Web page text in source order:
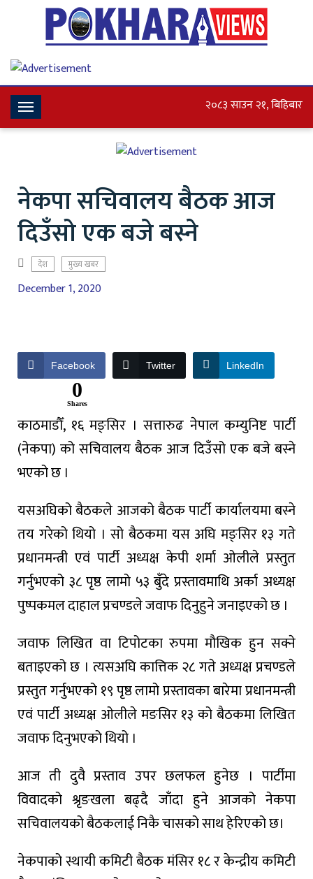
Toggle
Navigation
२०८३ साउन २१, बिहिबार
नेकपा सचिवालय बैठक आज
दिउँसो एक बजे बस्ने
देश मुख्य खबर
December 1, 2020
Facebook Twitter LinkedIn
0
Shares
काठमाडौँ, १६ मङ्सिर । सत्तारुढ नेपाल कम्युनिष्ट पार्टी
(नेकपा) को सचिवालय बैठक आज दिउँसो एक बजे बस्ने
भएको छ ।
यसअघिको बैठकले आजको बैठक पार्टी कार्यालयमा बस्ने
तय गरेको थियो । सो बैठकमा यस अघि मङ्सिर १३ गते
प्रधानमन्त्री एवं पार्टी अध्यक्ष केपी शर्मा ओलीले प्रस्तुत
गर्नुभएको ३८ पृष्ठ लामो ५३ बुँदे प्रस्तावमाथि अर्का अध्यक्ष
पुष्पकमल दाहाल प्रचण्डले जवाफ दिनुहुने जनाइएको छ ।
जवाफ लिखित वा टिपोटका रुपमा मौखिक हुन सक्ने
बताइएको छ । त्यसअघि कात्तिक २८ गते अध्यक्ष प्रचण्डले
प्रस्तुत गर्नुभएको १९ पृष्ठ लामो प्रस्तावका बारेमा प्रधानमन्त्री
एवं पार्टी अध्यक्ष ओलीले मङसिर १३ को बैठकमा लिखित
जवाफ दिनुभएको थियो ।
आज ती दुवै प्रस्ताव उपर छलफल हुनेछ । पार्टीमा
विवादको श्रृङखला बढ्दै जाँदा हुने आजको नेकपा
सचिवालयको बैठकलाई निकै चासको साथ हेरिएको छ।
नेकपाको स्थायी कमिटी बैठक मंसिर १८ र केन्द्रीय कमिटी